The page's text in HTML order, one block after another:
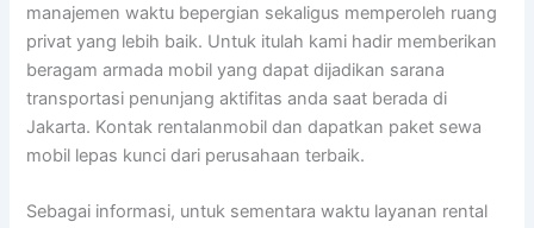
manajemen waktu bepergian sekaligus memperoleh ruang
privat yang lebih baik. Untuk itulah kami hadir memberikan
beragam armada mobil yang dapat dijadikan sarana
transportasi penunjang aktifitas anda saat berada di
Jakarta. Kontak rentalanmobil dan dapatkan paket sewa
mobil lepas kunci dari perusahaan terbaik.
Sebagai informasi, untuk sementara waktu layanan rental